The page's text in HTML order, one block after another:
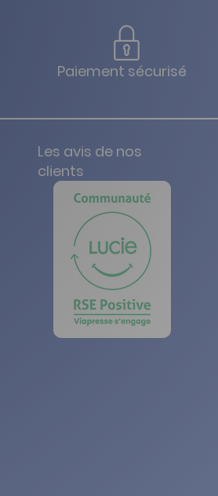
Paiement sécurisé
Les avis de nos
clients